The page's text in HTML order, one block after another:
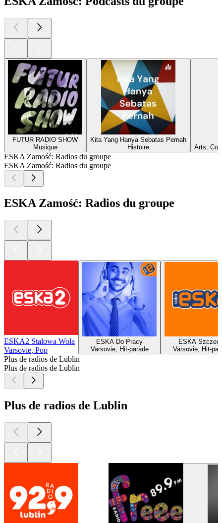
FUTUR RADIO SHOW
Musique
Kita Yang Hanya Sebatas Pernah
Histoire
Arts,
ESKA Zamość: Radios du groupe
ESKA Zamość: Radios du groupe
ESKA Zamość: Radios du groupe
ESKA2 Stalowa Wola
Varsovie, Pop
ESKA Do Pracy
Varsovie, Hit-parade
ESKA
Varsovie, Hit-
Plus de radios de Lublin
Plus de radios de Lublin
Plus de radios de Lublin